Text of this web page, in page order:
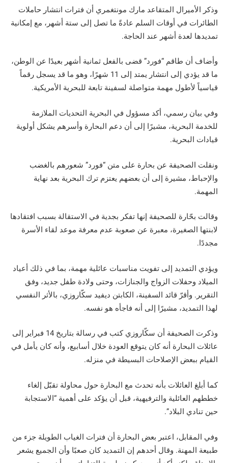
وذكر الأميرال المتقاعد مارك مونتغمري أن فترات انتشار حاملات
الطائرات في أوقات السلم عادةً ما تصل إلى ستة أشهر، مع إمكانية
تمديدها لعدة أشهر عند الحاجة.
وأضاف أن طاقم “فورد” قضى بالفعل ثمانية أشهر بعيدًا عن الوطن،
ما قد يؤدي إلى انتشار يمتد إلى 11 شهرًا، وهو ما قد يسجل رقماً
قياسياً لأطول مهمة متواصلة لسفينة تابعة للبحرية الأمريكية.
وفي بيان رسمي، أكد مسؤول في البحرية التحديات الملازمة
للخدمة البحرية، مشيرًا إلى أن دعم البحارة وأسرهم يشكل أولوية
قيادات البحرية.
ونقلت الصحيفة عن بحارة على متن “فورد” شعورهم بالغضب
والإحباط، مشيرة إلى أن بعضهم يعتزم ترك البحرية بعد نهاية
المهمة.
وقالت بحّارة للصحيفة إنها تفكر بجدية في الاستقالة بسبب افتقادها
لابنتها الصغيرة، معبرة عن صعوبة عدم معرفة موعد لقاء الأسرة
مجددًا.
ويؤدي التمديد إلى تفويت مناسبات عائلية مهمة، بما في ذلك أعياد
الميلاد وحفلات الزواج والجنازات، وحتى ولادة طفل جديد، وفق
التقرير. وأقرّ قائد السفينة، الكابتن ديفيد سكّاروزي، بالأثر النفسي
لهذا التمديد، مشيرًا إلى أنه فاجأه هو نفسه.
وذكرت الصحيفة أن سكّاروزي كتب في رسالة بتاريخ 14 فبراير إلى
عائلات البحارة أنه كان يتوقع العودة خلال أسابيع، وأنه كان يأمل في
القيام ببعض الإصلاحات البسيطة في منزله.
كما أبلغ العائلات بأنه تحدث مع البحارة حول محاولة تقبّل إلغاء
خططهم العائلية والترفيهية، قبل أن يؤكد على أهمية “الاستجابة
حين تنادي البلاد”.
وفي المقابل، اعتبر بعض البحارة أن فترات الغياب الطويلة جزء من
طبيعة المهنة. وقال أحدهم إن التمديد كان صعبًا وأن الجميع يشعر